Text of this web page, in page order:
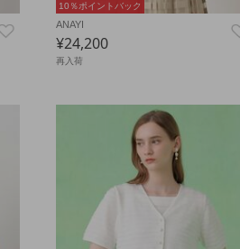
10％ポイントバック
ANAYI
¥24,200
再入荷